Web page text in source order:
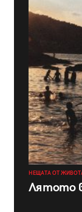
НЕЩАТА ОТ
Лятото